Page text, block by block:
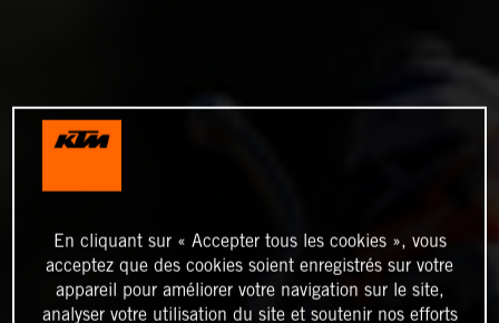
En cliquant sur « Accepter tous les cookies », vous
acceptez que des cookies soient enregistrés sur votre
appareil pour améliorer votre navigation sur le site,
analyser votre utilisation du site et soutenir nos efforts